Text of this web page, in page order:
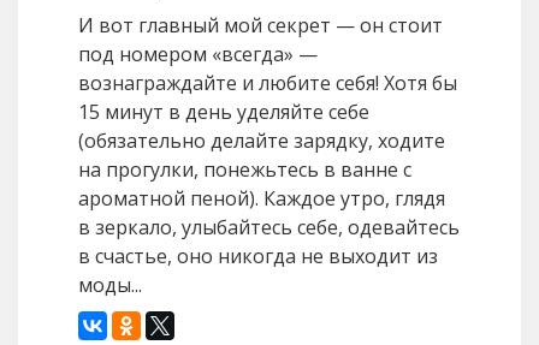
И вот главный мой секрет — он стоит
под номером «всегда» —
вознаграждайте и любите себя! Хотя бы
15 минут в день уделяйте себе
(обязательно делайте зарядку, ходите
на прогулки, понежьтесь в ванне с
ароматной пеной). Каждое утро, глядя
в зеркало, улыбайтесь себе, одевайтесь
в счастье, оно никогда не выходит из
моды...